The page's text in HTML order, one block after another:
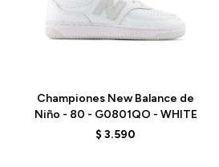
Championes New Balance de
Niño - 80 - G0801QO - WHITE
$ 3.590